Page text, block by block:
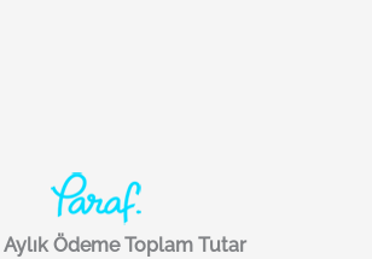
Aylık Ödeme Toplam Tutar